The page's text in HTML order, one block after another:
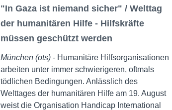
"In Gaza ist niemand sicher" / Welttag
der humanitären Hilfe - Hilfskräfte
müssen geschützt werden
München (ots)- Humanitäre Hilfsorganisationen
arbeiten unter immer schwierigeren, oftmals
tödlichen Bedingungen. Anlässlich des
Welttages der humanitären Hilfe am 19. August
weist die Organisation Handicap International